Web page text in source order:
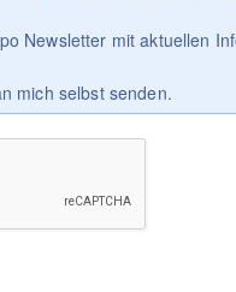
Newsletter mit aktuellen
mich selbst senden.